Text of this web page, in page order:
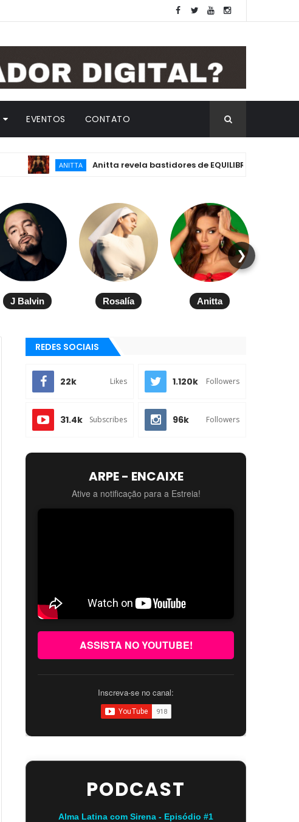
EVENTOS CONTATO
ANITTA Anitta revela bastidores de EQUILIBRIVM: emoção,
J Balvin Rosalía Anitta
❯
REDES SOCIAIS
22k Likes 1.120k Followers
31.4k Subscribes 96k Followers
ARPE - ENCAIXE
Ative a notificação para a Estreia!
ASSISTA NO YOUTUBE!
Inscreva-se no canal:
PODCAST
Alma Latina com Sirena - Episódio #1